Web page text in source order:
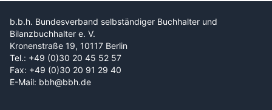
b.b.h. Bundesverband selbständiger Buchhalter und
Bilanzbuchhalter e. V.
Kronenstraße 19, 10117 Berlin
Tel.: +49 (0)30 20 45 52 57
Fax: +49 (0)30 20 91 29 40
E-Mail: bbh@bbh.de